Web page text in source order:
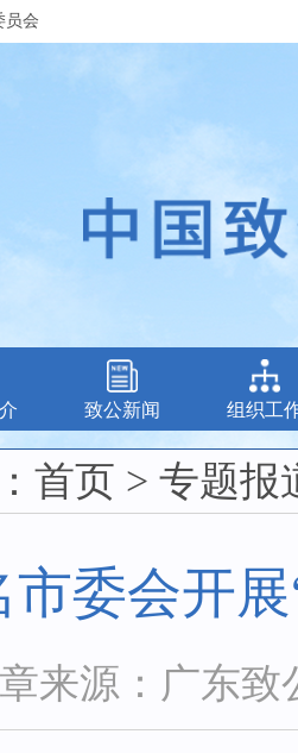
员会
致公新闻 组织工
首页 > 专题报
市委会开
来源：广东致